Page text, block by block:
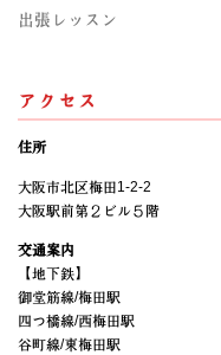
出張レッスン
アクセス
住所
大阪市北区梅田1-2-2
大阪駅前第２ビル５階
交通案内
【地下鉄】
御堂筋線/梅田駅
四つ橋線/西梅田駅
谷町線/東梅田駅